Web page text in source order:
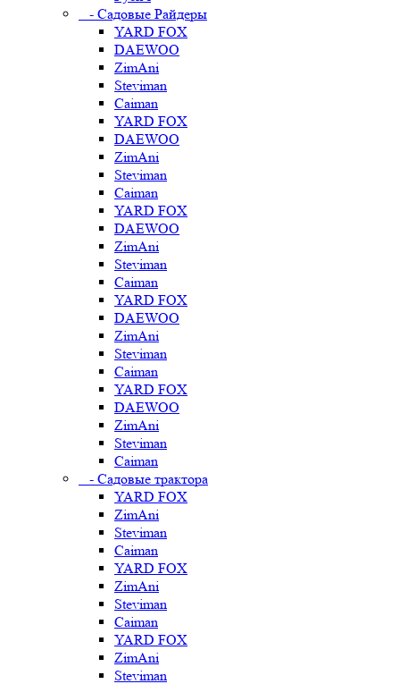
- Садовые Райдеры
YARD FOX
DAEWOO
ZimAni
Steviman
Caiman
YARD FOX
DAEWOO
ZimAni
Steviman
Caiman
YARD FOX
DAEWOO
ZimAni
Steviman
Caiman
YARD FOX
DAEWOO
ZimAni
Steviman
Caiman
YARD FOX
DAEWOO
ZimAni
Steviman
Caiman
- Садовые трактора
YARD FOX
ZimAni
Steviman
Caiman
YARD FOX
ZimAni
Steviman
Caiman
YARD FOX
ZimAni
Steviman